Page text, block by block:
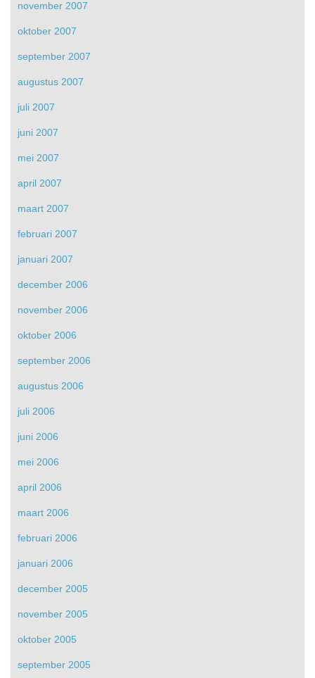
november 2007
oktober 2007
september 2007
augustus 2007
juli 2007
juni 2007
mei 2007
april 2007
maart 2007
februari 2007
januari 2007
december 2006
november 2006
oktober 2006
september 2006
augustus 2006
juli 2006
juni 2006
mei 2006
april 2006
maart 2006
februari 2006
januari 2006
december 2005
november 2005
oktober 2005
september 2005